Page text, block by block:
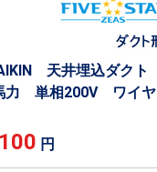
天井埋込ダクト
単相200V ワイヤ
円